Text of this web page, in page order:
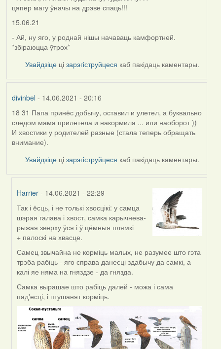
цяпер магу ўначы на дрэве спаць!!!
15.06.21
- Ай, ну яго, у роднай нішы начаваць камфортней.
*збіраюцца ўтрох*
Увайдзіце цізарэгіструйцеся каб пакідаць каментары.
divinbel - 14.06.2021 - 20:16
18 31 Папа принёс добычу, оставил и улетел, а буквально
следом мама прилетела и накормила ... или наоборот ))
И хвостики у родителей разные (стала теперь обращать
внимание).
Увайдзіце цізарэгіструйцеся каб пакідаць каментары.
Harrier - 14.06.2021 - 22:29
In
reply
to
by
divinbel
Так і ёсць, і не толькі хвосцікі: у самца
шэрая галава і хвост, самка карычнева-
рыжая зверху ўся і ў цёмныя плямкі
+ палоскі на хвасце.
Самец звычайна не корміць малых, не разумее што гэта
трэба рабіць - яго справа данесці здабычу да самкі, а
калі яе няма на гняздзе - да гнязда.
Самка вырашае што рабіць далей - можа і сама
пад'есці, і птушанят корміць.